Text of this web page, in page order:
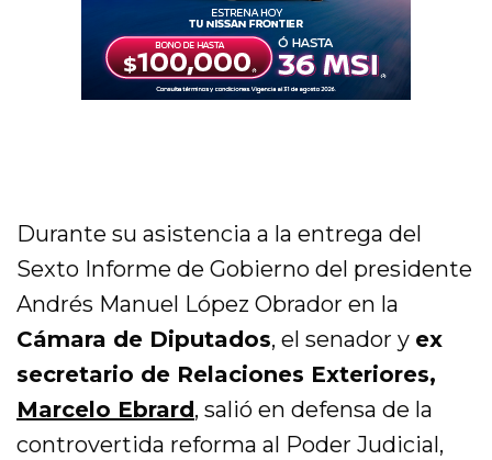
Durante su asistencia a la entrega del
Sexto Informe de Gobierno del presidente
Andrés Manuel López Obrador en la
Cámara de Diputados, el senador y ex
secretario de Relaciones Exteriores,
Marcelo Ebrard, salió en defensa de la
controvertida reforma al Poder Judicial,